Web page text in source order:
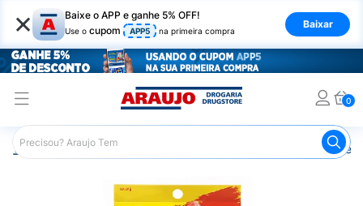
× Baixe o APP e ganhe 5% OFF!
Use o cupom APP5 na primeira compra
Baixar
0
Araujo Mercado Salamitos Sadia